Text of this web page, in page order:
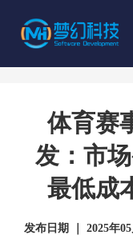
体育赛
发：市
最低成
发布日期 ｜ 2025年05